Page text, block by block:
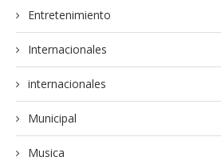
Entretenimiento
Internacionales
internacionales
Municipal
Musica